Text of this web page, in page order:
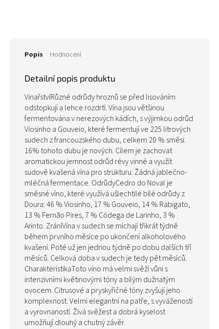
Popis Hodnocení
Detailní popis produktu
VinařstvíRůzné odrůdy hroznů se před lisováním
odstopkují a lehce rozdrtí. Vína jsou většinou
fermentována v nerezových kádích, s výjimkou odrůd
Viosinho a Gouveio, které fermentují ve 225 litrových
sudech z francouzského dubu, celkem 20 % směsi.
16% tohoto dubu je nových. Cílem je zachovat
aromatickou jemnost odrůd révy vinné a využít
sudově kvašená vína pro strukturu. Žádná jablečno-
mléčná fermentace. OdrůdyCedro do Noval je
směsné víno, které využívá ušlechtilé bílé odrůdy z
Doura: 46 % Viosinho, 17 % Gouveio, 14 % Rabigato,
13 % Fernão Pires, 7 % Códega de Larinho, 3 %
Arinto. ZráníVína v sudech se míchají třikrát týdně
během prvního měsíce po ukončení alkoholového
kvašení. Poté už jen jednou týdně po dobu dalších tří
měsíců. Celková doba v sudech je tedy pět měsíců.
CharakteristikaToto víno má velmi svěží vůni s
intenzivními květinovými tóny a bílým dužnatým
ovocem. Citrusové a pryskyřičné tóny zvyšují jeho
komplexnost. Velmi elegantní na patře, s vyvážeností
a vyrovnaností. Živá svěžest a dobrá kyselost
umožňují dlouhý a chutný závěr.